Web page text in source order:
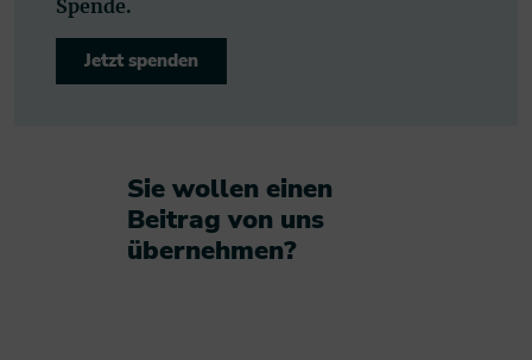
Spende.
Jetzt spenden
Sie wollen einen
Beitrag von uns
übernehmen?​